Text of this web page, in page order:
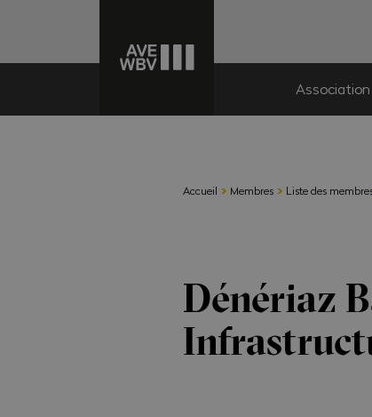
Association
Accueil › Membres › Liste des
Dénériaz